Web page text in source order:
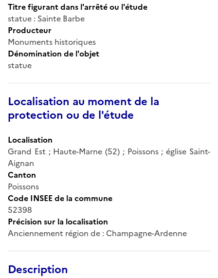
Titre figurant dans l'arrêté ou l'étude
statue : Sainte Barbe
Producteur
Monuments historiques
Dénomination de l'objet
statue
Localisation au moment de la
protection ou de l'étude
Localisation
Grand Est ; Haute-Marne (52) ; Poissons ; église Saint-
Aignan
Canton
Poissons
Code INSEE de la commune
52398
Précision sur la localisation
Anciennement région de : Champagne-Ardenne
Description